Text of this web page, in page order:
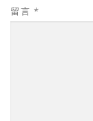
留言 *